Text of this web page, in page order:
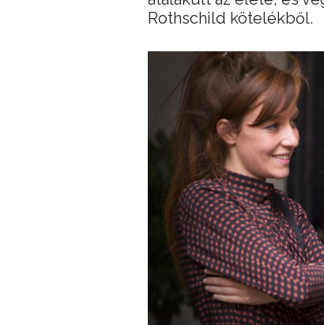
Rothschild kötelékből.